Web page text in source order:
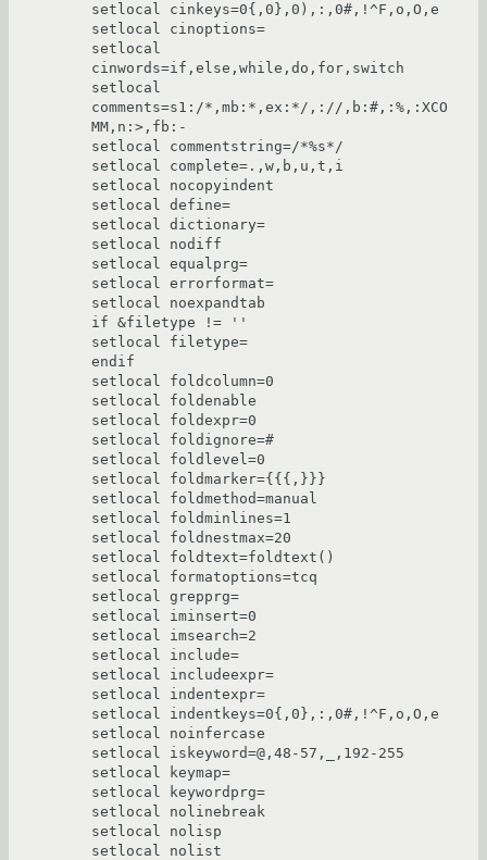
setlocal cinkeys=0{,0},0),:,0#,!^F,o,O,e
setlocal cinoptions=
setlocal
cinwords=if,else,while,do,for,switch
setlocal
comments=s1:/*,mb:*,ex:*/,://,b:#,:%,:XCO
MM,n:>,fb:-
setlocal commentstring=/*%s*/
setlocal complete=.,w,b,u,t,i
setlocal nocopyindent
setlocal define=
setlocal dictionary=
setlocal nodiff
setlocal equalprg=
setlocal errorformat=
setlocal noexpandtab
if &filetype != ''
setlocal filetype=
endif
setlocal foldcolumn=0
setlocal foldenable
setlocal foldexpr=0
setlocal foldignore=#
setlocal foldlevel=0
setlocal foldmarker={{{,}}}
setlocal foldmethod=manual
setlocal foldminlines=1
setlocal foldnestmax=20
setlocal foldtext=foldtext()
setlocal formatoptions=tcq
setlocal grepprg=
setlocal iminsert=0
setlocal imsearch=2
setlocal include=
setlocal includeexpr=
setlocal indentexpr=
setlocal indentkeys=0{,0},:,0#,!^F,o,O,e
setlocal noinfercase
setlocal iskeyword=@,48-57,_,192-255
setlocal keymap=
setlocal keywordprg=
setlocal nolinebreak
setlocal nolisp
setlocal nolist